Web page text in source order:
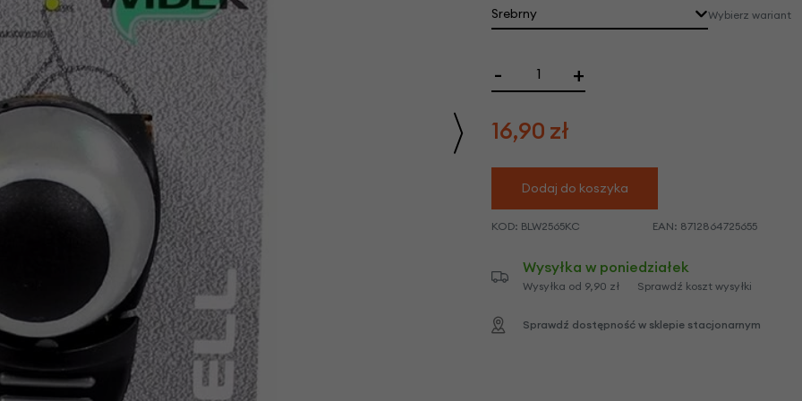
Pig
Gazelle
i:SY
Inny
Pompki rowerowe
Pozostałe
Przerzutki rowerowe
Rowery transportowe - akcesoria
Sakwy i torby rowerowe
Siodełka rowerowe
Strida - części
Peruzzo
Srebrny Wybierz wariant
- +
16,90 zł
Dodaj do koszyka
KOD: BLW2565KC EAN: 8712864725655
Wysyłka w poniedziałek
Wysyłka od 9,90 zł Sprawdź koszt wysyłki
Sprawdź dostępność w sklepie stacjonarnym